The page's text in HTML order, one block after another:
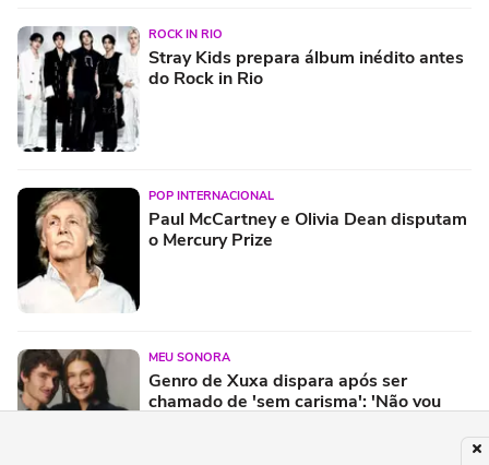
ROCK IN RIO
Stray Kids prepara álbum inédito antes
do Rock in Rio
POP INTERNACIONAL
Paul McCartney e Olivia Dean disputam
o Mercury Prize
MEU SONORA
Genro de Xuxa dispara após ser
chamado de 'sem carisma': 'Não vou